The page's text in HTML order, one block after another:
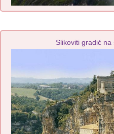
Slikoviti gradić